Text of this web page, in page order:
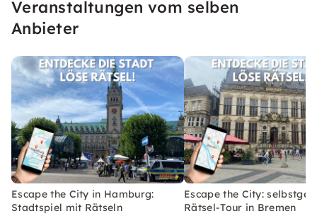
Veranstaltungen vom selben
Anbieter
Escape the City in Hamburg:
Stadtspiel mit Rätseln
Escape the City:
Rätsel-Tour in Bremen